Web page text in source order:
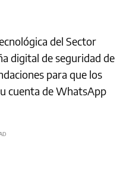
del Sector
digital de seguridad de
para que los
cuenta de WhatsApp